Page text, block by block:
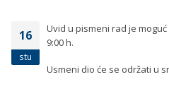
16
stu
Uvid u pismeni rad je
9:00 h.
Usmeni dio će se održati u